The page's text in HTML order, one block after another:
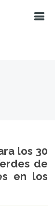
los 30
de
en los